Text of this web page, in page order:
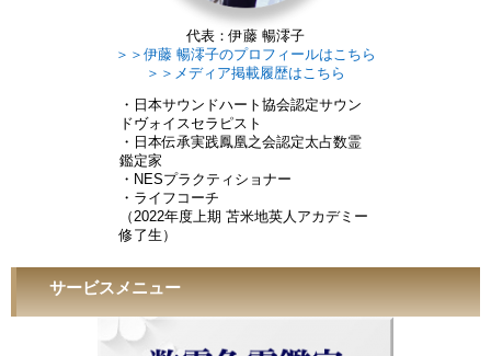
代表：伊藤 暢澪子
＞＞伊藤 暢澪子のプロフィールはこちら
＞＞メディア掲載履歴はこちら
・日本サウンドハート協会認定サウン
ドヴォイスセラピスト
・日本伝承実践鳳凰之会認定太占数霊
鑑定家
・NESプラクティショナー
・ライフコーチ
（2022年度上期 苫米地英人アカデミー
修了生）
サービスメニュー